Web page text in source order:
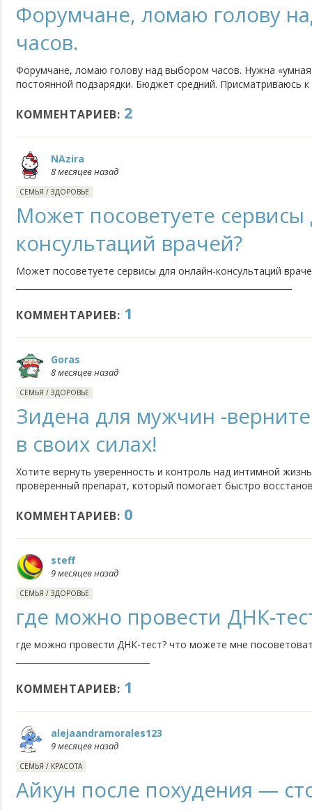
Форумчане, ломаю голову
часов.
Форумчане, ломаю голову над выбором часов. Нужна
постоянной подзарядки. Бюджет средний. Присматриваюсь к
сон, стресс), защита 5 ATM и заявленная работа от
КОММЕНТАРИЕВ: 2
NAzira
8 месяцев назад
СЕМЬЯ / ЗДОРОВЬЕ
Может посоветуете
консультаций врачей?
Может посоветуете сервисы для онлайн-консультаций
КОММЕНТАРИЕВ: 1
Goras
8 месяцев назад
СЕМЬЯ / ЗДОРОВЬЕ
Зидена для мужчин -
в своих силах!
Хотите вернуть уверенность и контроль над интимной
проверенный препарат, который помогает быстро
Реальные зидена отзывы и отзывы про Зидену
КОММЕНТАРИЕВ: 0
steff
9 месяцев назад
СЕМЬЯ / ЗДОРОВЬЕ
где можно провести ДНК-
где можно провести ДНК-тест? что можете мне
КОММЕНТАРИЕВ: 1
alejaandramorales123
9 месяцев назад
СЕМЬЯ / КРАСОТА
Айкун после похудения —